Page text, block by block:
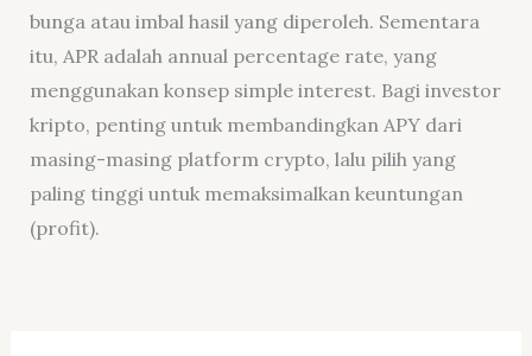
bunga atau imbal hasil yang diperoleh. Sementara
itu, APR adalah annual percentage rate, yang
menggunakan konsep simple interest. Bagi investor
kripto, penting untuk membandingkan APY dari
masing-masing platform crypto, lalu pilih yang
paling tinggi untuk memaksimalkan keuntungan
(profit).